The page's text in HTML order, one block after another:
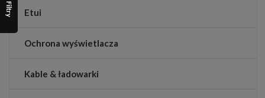
Etui
Ochrona wyświetlacza
Kable & ładowarki
Filtry